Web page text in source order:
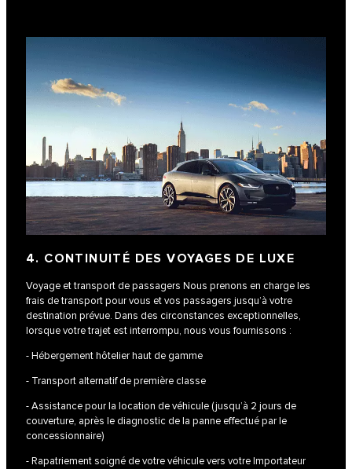
4. CONTINUITÉ DES VOYAGES DE LUXE
Voyage et transport de passagers Nous prenons en charge les
frais de transport pour vous et vos passagers jusqu’à votre
destination prévue. Dans des circonstances exceptionnelles,
lorsque votre trajet est interrompu, nous vous fournissons :
- Hébergement hôtelier haut de gamme
- Transport alternatif de première classe
- Assistance pour la location de véhicule (jusqu’à 2 jours de
couverture, après le diagnostic de la panne effectué par le
concessionnaire)
- Rapatriement soigné de votre véhicule vers votre Importateur